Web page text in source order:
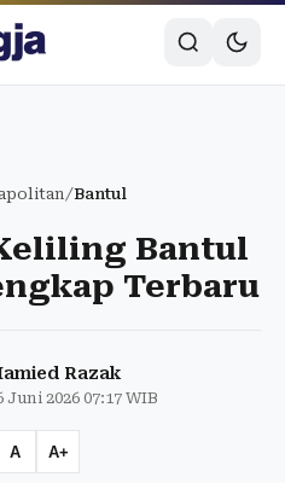
/Bantul
Bantul
Terbaru
Razak
Juni 2026 07:17 WIB
A A+